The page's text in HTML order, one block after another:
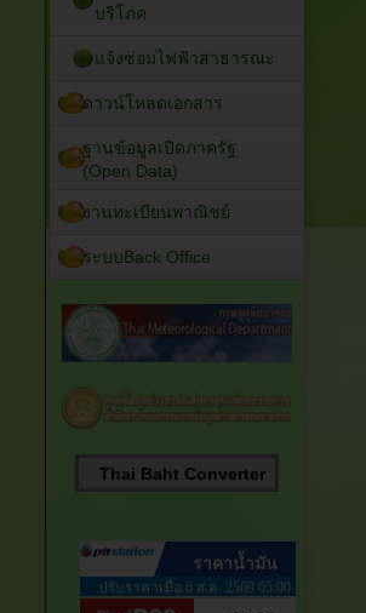
บริโภค
แจ้งซ่อมไฟฟ้าสาธารณะ
ดาวน์โหลดเอกสาร
ฐานข้อมูลเปิดภาครัฐ
(Open Data)
งานทะเบียนพาณิชย์
ระบบBack Office
Thai Baht Converter